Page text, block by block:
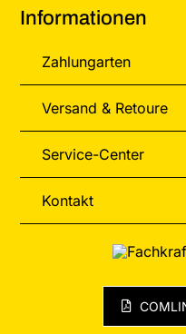
Informationen
Zahlungarten
Versand & Retoure
Service-Center
Kontakt